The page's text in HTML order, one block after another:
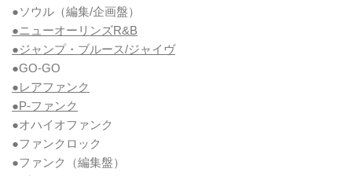
●ソウル （編集/企画盤）
●ニューオーリンズR&B
●ジャンプ・ブルース/ジャイヴ
●GO-GO
●レアファンク
●P-ファンク
●オハイオファンク
●ファンクロック
●ファンク
（編集盤）